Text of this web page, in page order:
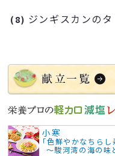
(8) ジンギスカンのタ
小寒
「色鮮やかなちらし
～駿河湾の海の味